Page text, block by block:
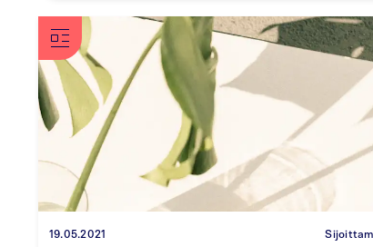
19.05.2021